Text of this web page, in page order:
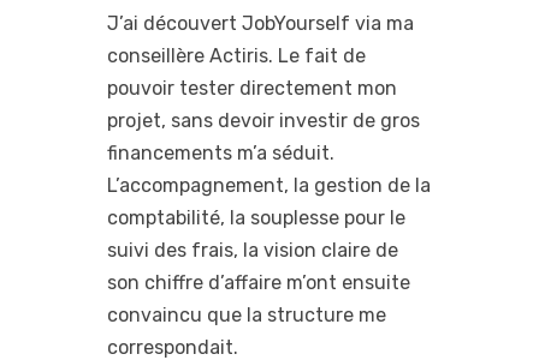
J’ai découvert JobYourself via ma
conseillère Actiris. Le fait de
pouvoir tester directement mon
projet, sans devoir investir de gros
financements m’a séduit.
L’accompagnement, la gestion de la
comptabilité, la souplesse pour le
suivi des frais, la vision claire de
son chiffre d’affaire m’ont ensuite
convaincu que la structure me
correspondait.